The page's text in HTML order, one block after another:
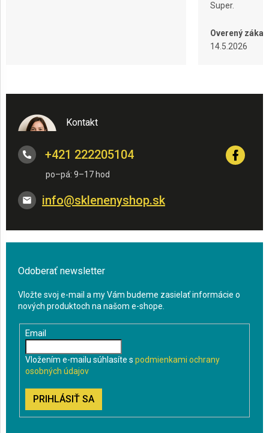
Super.
Overený
14.5.2026
Kontakt
info@sklenenyshop.sk
+421 222205104
Odoberať newsletter
Vložte svoj e-mail a my Vám budeme zasielať informácie o
nových produktoch na našom e-shope.
Email
Vložením e-mailu súhlasíte s podmienkami ochrany
osobných údajov
PRIHLÁSIŤ SA